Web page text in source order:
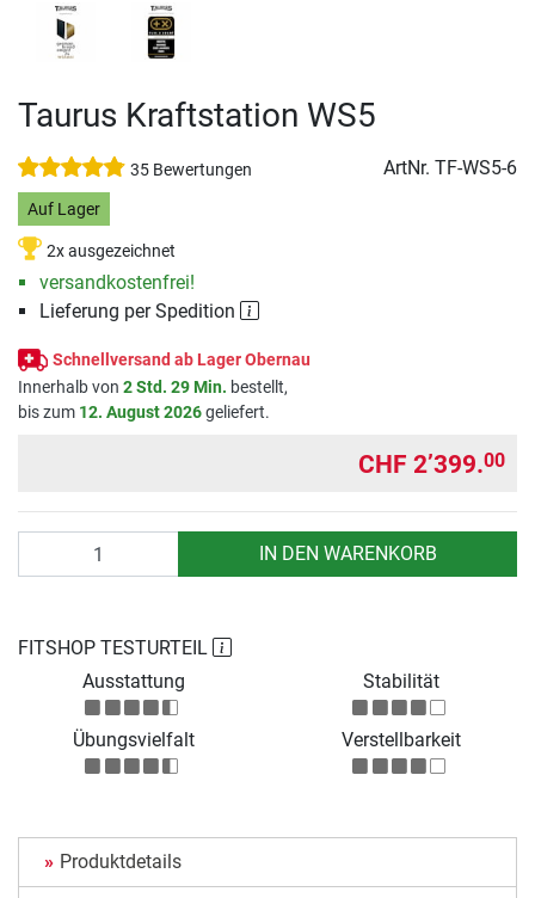
Taurus Kraftstation WS5
35 Bewertungen ArtNr. TF-WS5-6
Auf Lager
2x ausgezeichnet
versandkostenfrei!
Lieferung per Spedition
Schnellversand ab Lager Obernau
Innerhalb von 2 Std. 29 Min. bestellt,
bis zum 12. August 2026geliefert.
CHF 2’399.00
IN DEN WARENKORB
FITSHOP TESTURTEIL
Ausstattung
Stabilität
Übungsvielfalt Verstellbarkeit
Produktdetails